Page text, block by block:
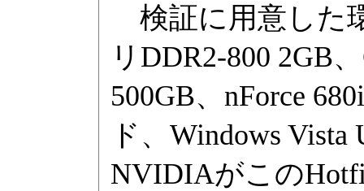
検証に用意した
リDDR2-800 2GB
500GB、nForce
ド、Windows
NVIDIAがこの